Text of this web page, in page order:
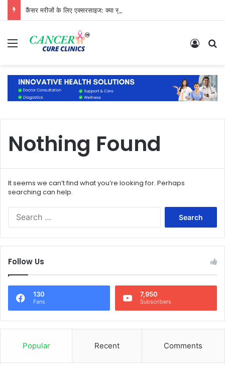
कैंसर मरीजों के लिए एक्सरसाइज: क्या सुरक्षित है और क्या नहीं?
Menu Log In
Nothing Found
It seems we can’t find what you’re looking for. Perhaps
searching can help.
f
o
Follow Us
130
Fans
7,950
Subscribers
Popular Recent Comments